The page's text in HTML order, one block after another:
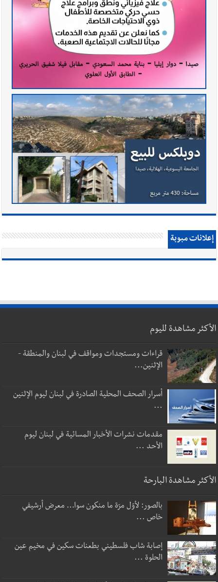
إعلانات مبوبة
الأكثر مشاهدة لليوم
قراءات ومستجدات ومواقف في لبنان والمنطقة -
الإثنين...
أسرار الصحف المحلية الصادرة في لبنان ليوم الإثنين
...
مقدمات نشرات الأخبار المسائية في لبنان ليوم
الأحد ...
الأكثر مشاهدة البارحة
بالصور: لأوّل مرّة ما منكون سوا… معرض أرشيفي
خاص ...
إصابة شاب فلسطيني بطعنات سكين في مخيم عين
الحلوة ...